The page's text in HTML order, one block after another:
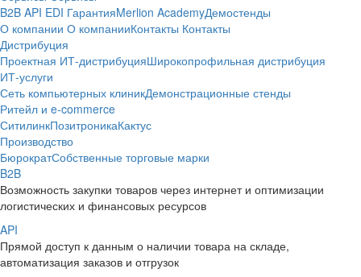
B2B API EDI ГарантияMerlion AcademyДемостенды
О компании О компанииКонтакты Контакты
Дистрибуция
Проектная ИТ-дистрибуцияШирокопрофильная дистрибуция
ИТ-услуги
Сеть компьютерных клиникДемонстрационные стенды
Ритейл и e-commerce
СитилинкПозитроникаКактус
Производство
БюрократСобственные торговые марки
B2B
Возможность закупки товаров через интернет и оптимизации
логистических и финансовых ресурсов
API
Прямой доступ к данным о наличии товара на складе,
автоматизация заказов и отгрузок